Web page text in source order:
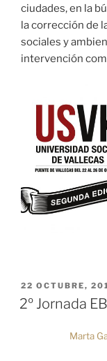
ciudades, en la
la corrección de
sociales y
intervención
PUBLICADO
EL
22 OCTUBRE,
2º Jornada
Marta